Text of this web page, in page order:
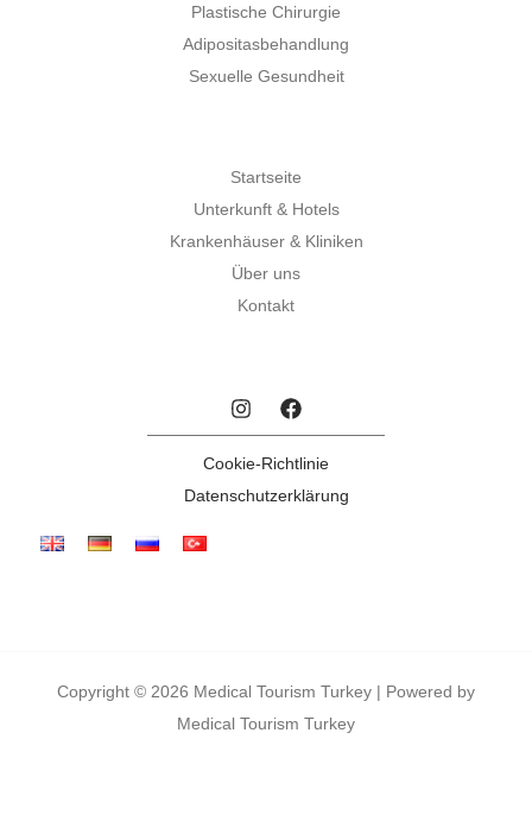
Plastische Chirurgie
Adipositasbehandlung
Sexuelle Gesundheit
Startseite
Unterkunft & Hotels
Krankenhäuser & Kliniken
Über uns
Kontakt
Cookie-Richtlinie
Datenschutzerklärung
Copyright © 2026 Medical Tourism Turkey | Powered by
Medical Tourism Turkey